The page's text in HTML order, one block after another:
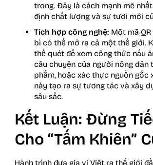
trong. Đây là cách mạnh mẽ
định chất lượng và sự tươi mới
Tích hợp công nghệ: Một mã
bì có thể mở ra cả một thế giới.
thể quét để xem công thức nấu
câu chuyện của người nông dân
phẩm, hoặc xác thực nguồn gốc
này tạo ra sự tương tác và xây
sâu sắc.
Kết Luận: Đừng
Cho “Tấm Khiên”
Hành trình đưa gia vị Việt ra thế giới